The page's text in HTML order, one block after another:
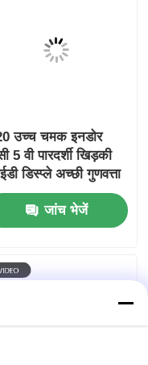
उच्च चमक इनडोर
5 वी पारदर्शी खिड़की
डिस्प्ले अच्छी गुणवत्ता
एलईडी पारदर्शी
जांच भेजें